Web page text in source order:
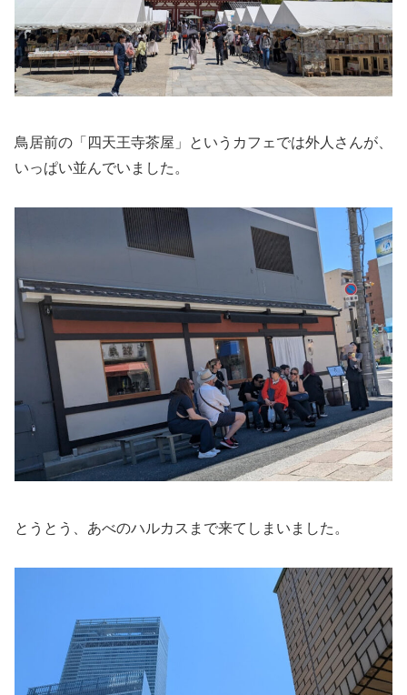
鳥居前の「四天王寺茶屋」というカフェでは外人さんが、
いっぱい並んでいました。
とうとう、あべのハルカスまで来てしまいました。